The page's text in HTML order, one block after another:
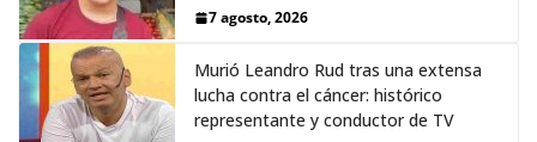
7 agosto, 2026
Murió Leandro Rud tras una extensa
lucha contra el cáncer: histórico
representante y conductor de TV